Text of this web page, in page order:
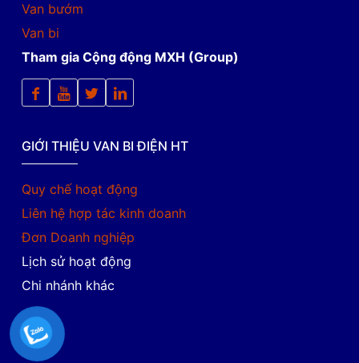
Van bướm
Van bi
Tham gia Cộng động MXH (Group)
GIỚI THIỆU VAN BI ĐIỆN HT
Quy chế hoạt động
Liên hệ hợp tác kinh doanh
Đơn Doanh nghiệp
Lịch sử hoạt động
Chi nhánh khác